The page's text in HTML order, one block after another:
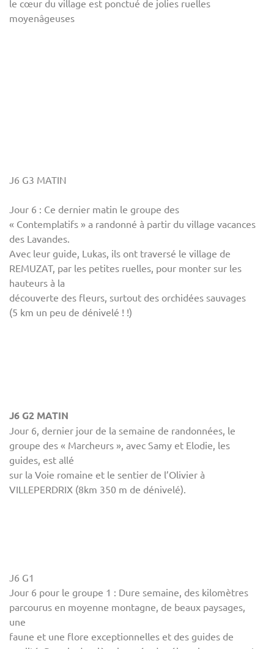
le cœur du village est ponctué de jolies ruelles
moyenâgeuses
J6 G3 MATIN
Jour 6 : Ce dernier matin le groupe des
« Contemplatifs » a randonné à partir du village vacances
des Lavandes.
Avec leur guide, Lukas, ils ont traversé le village de
REMUZAT, par les petites ruelles, pour monter sur les
hauteurs à la
découverte des fleurs, surtout des orchidées sauvages
(5 km un peu de dénivelé ! !)
J6 G2 MATIN
Jour 6, dernier jour de la semaine de randonnées, le
groupe des « Marcheurs », avec Samy et Elodie, les
guides, est allé
sur la Voie romaine et le sentier de l’Olivier à
VILLEPERDRIX (8km 350 m de dénivelé).
J6 G1
Jour 6 pour le groupe 1 : Dure semaine, des kilomètres
parcourus en moyenne montagne, de beaux paysages,
une
faune et une flore exceptionnelles et des guides de